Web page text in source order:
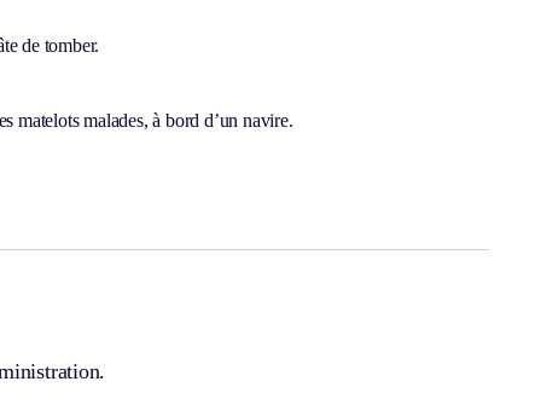
de tomber.
matelots malades, à bord d’un navire.